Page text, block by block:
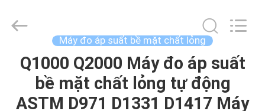
TRANG
Technology
Reserved.
Developed
Máy đo áp suất bề mặt chất lỏng
Q1000 Q2000 Máy đo áp suất
bề mặt chất lỏng tự động
ASTM D971 D1331 D1417 Máy